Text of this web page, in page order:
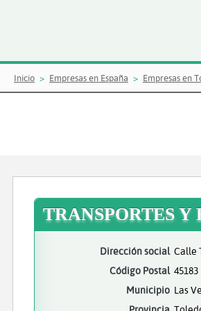
Inicio Empresas en España Empresas en
TRANSPORTES Y
Dirección social Calle
Código Postal 45183
Municipio Las